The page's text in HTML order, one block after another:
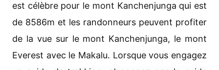
est célèbre pour le mont Kanchenjunga qui est
de 8586m et les randonneurs peuvent profiter
de la vue sur le mont Kanchenjunga, le mont
Everest avec le Makalu. Lorsque vous engagez